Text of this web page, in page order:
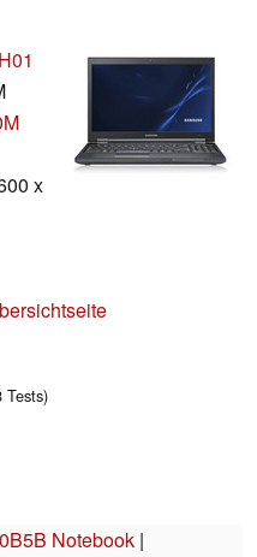
x
Tests)
Notebook |